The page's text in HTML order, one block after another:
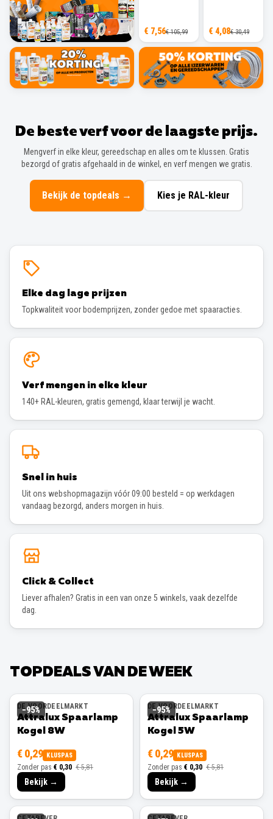
€ 7,56€ 105,99 € 4,08€ 30,49
De beste verf voor de laagste prijs.
Mengverf in elke kleur, gereedschap en alles om te klussen. Gratis
bezorgd of gratis afgehaald in de winkel, en verf mengen we gratis.
Bekijk de topdeals → Kies je RAL-kleur
Elke dag lage prijzen
Topkwaliteit voor bodemprijzen, zonder gedoe met spaaracties.
Verf mengen in elke kleur
140+ RAL-kleuren, gratis gemengd, klaar terwijl je wacht.
Snel in huis
Uit ons webshopmagazijn vóór 09:00 besteld = op werkdagen
vandaag bezorgd, anders morgen in huis.
Click & Collect
Liever afhalen? Gratis in een van onze 5 winkels, vaak dezelfde
dag.
TOPDEALS VAN DE WEEK
−95%
DE VOORDEELMARKT
Attralux Spaarlamp
Kogel 8W
€ 0,29 KLUSPAS
Zonder pas € 0,30 € 5,81
Bekijk →
−95%
DE VOORDEELMARKT
Attralux Spaarlamp
Kogel 5W
€ 0,29 KLUSPAS
Zonder pas € 0,30 € 5,81
Bekijk →